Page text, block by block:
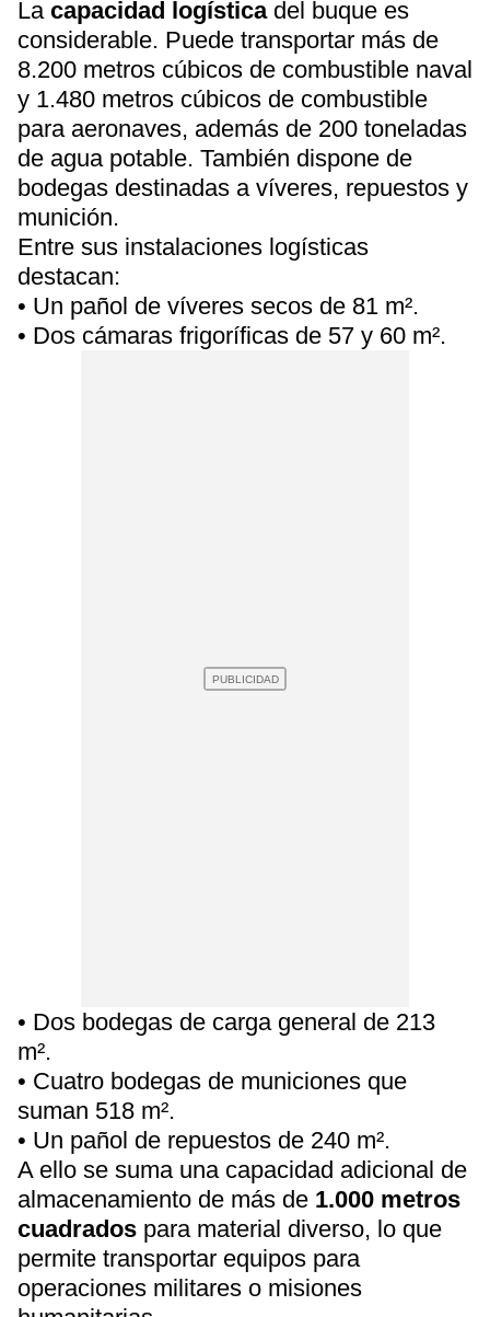
La capacidad logísticadel buque es
considerable. Puede transportar más de
8.200 metros cúbicos de combustible naval
y 1.480 metros cúbicos de combustible
para aeronaves, además de 200 toneladas
de agua potable. También dispone de
bodegas destinadas a víveres, repuestos y
munición.
Entre sus instalaciones logísticas
destacan:
• Un pañol de víveres secos de 81 m².
• Dos cámaras frigoríficas de 57 y 60 m².
• Dos bodegas de carga general de 213
m².
• Cuatro bodegas de municiones que
suman 518 m².
• Un pañol de repuestos de 240 m².
A ello se suma una capacidad adicional de
almacenamiento de más de 1.000 metros
cuadrados para material diverso, lo que
permite transportar equipos para
operaciones militares o misiones